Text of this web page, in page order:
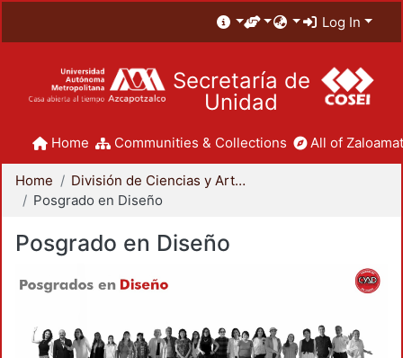
Log In
Secretaría de
Unidad
Home Communities & Collections All of
Home
División de Ciencias y Artes para el Diseño
Posgrado en Diseño
Posgrado en Diseño